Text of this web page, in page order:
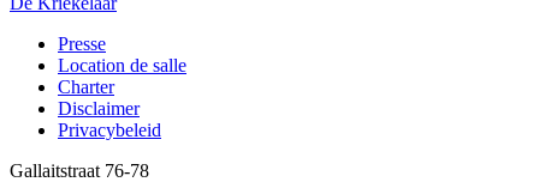
Footer
Presse
Location de salle
Charter
Disclaimer
Privacybeleid
Gallaitstraat 76-78